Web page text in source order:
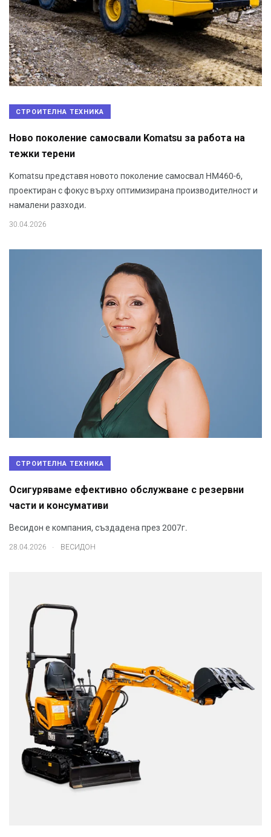
СТРОИТЕЛНА ТЕХНИКА
Ново поколение самосвали Komatsu за работа на
тежки терени
Komatsu представя новото поколение самосвал HM460-6,
проектиран с фокус върху оптимизирана производителност и
намалени разходи.
30.04.2026
СТРОИТЕЛНА ТЕХНИКА
Осигуряваме ефективно обслужване с резервни
части и консумативи
Весидон е компания, създадена през 2007г.
28.04.2026 ВЕСИДОН